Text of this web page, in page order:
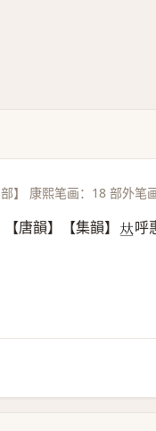
部】 康熙笔画：18 部外笔
【唐韻】【集韻】 𠀤呼